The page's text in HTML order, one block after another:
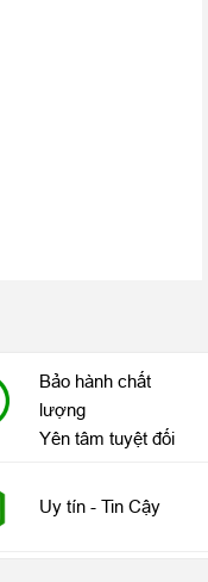
Bảo hành chất
lượng
Yên tâm tuyệt đối
Uy tín - Tin Cậy